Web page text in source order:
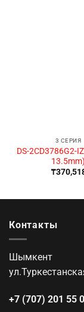
3 СЕРИЯ
DS-2CD3786G2-
13.5mm)
₸
Контакты
Шымкент
+7 (707) 201 55